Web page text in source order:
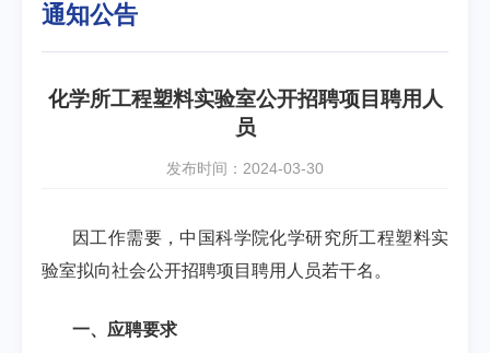
通知公告
化学所工程塑料实验室公开招聘项目聘用人
员
发布时间：2024-03-30
因工作需要，中国科学院化学研究所工程塑料实
验室拟向社会公开招聘项目聘用人员若干名。
一、应聘要求